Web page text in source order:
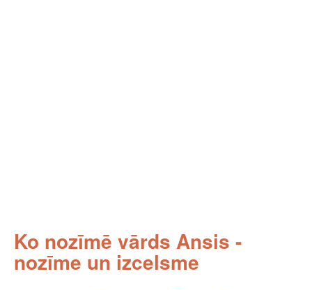
Ko nozīmē vārds Ansis -
nozīme un izcelsme